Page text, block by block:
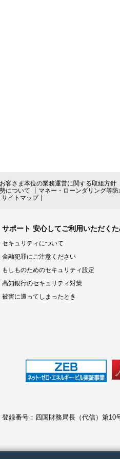
お客さま本位の業務運営に関する取組方針
について
マネー・ローンダリング等
サイトマップ
サポート 安心してご利用いただくた
セキュリティについて
金融犯罪にご注意ください
もしものためのセキュリティ設定
高知銀行のセキュリティ対策
被害に遭ってしまったとき
録番号：四国財務局長（代信）第10